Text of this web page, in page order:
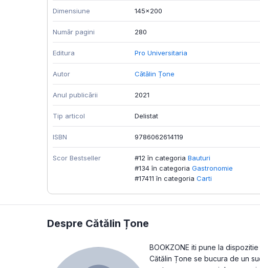
Dimensiune 145x200
Număr pagini 280
Editura Pro Universitaria
Autor Cătălin Țone
Anul publicării 2021
Tip articol Delistat
ISBN 9786062614119
Scor Bestseller #12 în categoria Bauturi
#134 în categoria Gastronomie
#17411 în categoria Carti
Despre Cătălin Țone
BOOKZONE iti pune la
Cătălin Țone se bucura de un